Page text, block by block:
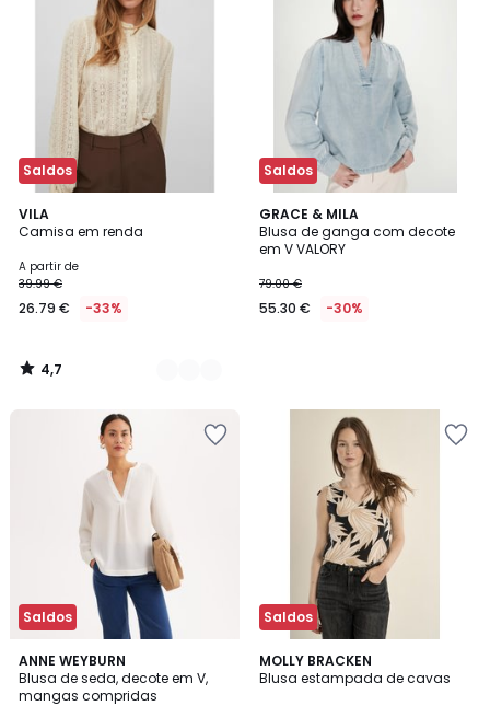
Saldos
VILA
Camisa em renda
A partir de
39.99 €
26.79 € -33%
4,7
/ 5
2
Cores
4,7
/
Saldos
GRACE & MILA
Blusa de ganga com decote
em V VALORY
79.00 €
55.30 € -30%
Saldos
ANNE WEYBURN
Blusa de seda, decote em V,
mangas compridas
5
/
5
Saldos
MOLLY BRACKEN
Blusa estampada de cavas